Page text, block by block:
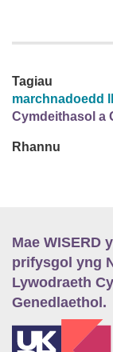
Tagiau
marchnadoedd
Cymdeithasol a
Rhannu
Mae WISERD
prifysgol yng
Lywodraeth
Genedlaethol.